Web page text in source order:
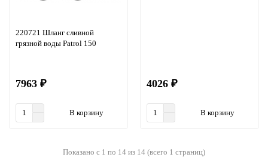
220721 Шланг сливной
грязной воды Patrol 150
7963 ₽
В корзину
4026 ₽
В корзину
Показано с 1 по 14 из 14 (всего 1 страниц)